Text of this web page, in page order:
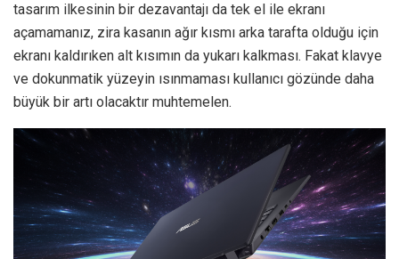
tasarım ilkesinin bir dezavantajı da tek el ile ekranı
açamamanız, zira kasanın ağır kısmı arka tarafta olduğu için
ekranı kaldırıken alt kısımın da yukarı kalkması. Fakat klavye
ve dokunmatik yüzeyin ısınmaması kullanıcı gözünde daha
büyük bir artı olacaktır muhtemelen.